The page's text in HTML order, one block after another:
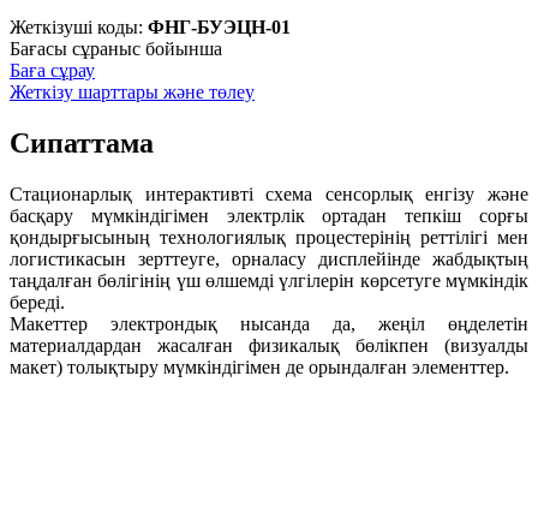
Жеткізуші коды: ФНГ-БУЭЦН-01
Бағасы сұраныс бойынша
Баға сұрау
Жеткізу шарттары және төлеу
Сипаттама
Стационарлық интерактивті схема сенсорлық енгізу және
басқару мүмкіндігімен электрлік ортадан тепкіш сорғы
қондырғысының технологиялық процестерінің реттілігі мен
логистикасын зерттеуге, орналасу дисплейінде жабдықтың
таңдалған бөлігінің үш өлшемді үлгілерін көрсетуге мүмкіндік
береді.
Макеттер электрондық нысанда да, жеңіл өңделетін
материалдардан жасалған физикалық бөлікпен (визуалды
макет) толықтыру мүмкіндігімен де орындалған элементтер.